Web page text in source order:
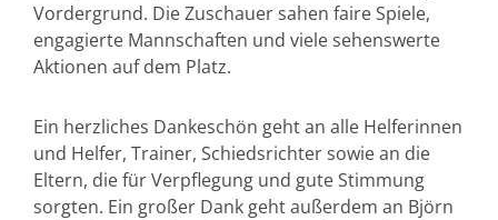
Vordergrund. Die Zuschauer sahen faire Spiele,
engagierte Mannschaften und viele sehenswerte
Aktionen auf dem Platz.
Ein herzliches Dankeschön geht an alle Helferinnen
und Helfer, Trainer, Schiedsrichter sowie an die
Eltern, die für Verpflegung und gute Stimmung
sorgten. Ein großer Dank geht außerdem an Björn